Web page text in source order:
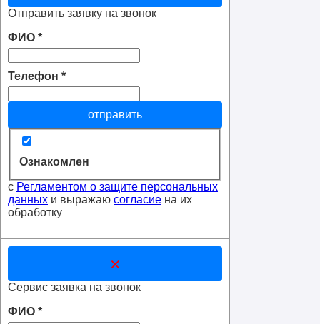
Отправить заявку на звонок
ФИО *
Телефон *
отправить
Ознакомлен
с Регламентом о защите персональных
данных и выражаю согласие на их
обработку
×
Сервис заявка на звонок
ФИО *